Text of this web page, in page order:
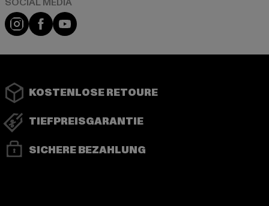
Instagram
FacebookYouTube
KOSTENLOSE RETOURE
TIEFPREISGARANTIE
SICHERE BEZAHLUNG